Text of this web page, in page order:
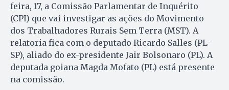
feira, 17, a Comissão Parlamentar de Inquérito
(CPI) que vai investigar as ações do Movimento
dos Trabalhadores Rurais Sem Terra (MST). A
relatoria fica com o deputado Ricardo Salles (PL-
SP), aliado do ex-presidente Jair Bolsonaro (PL). A
deputada goiana Magda Mofato (PL) está presente
na comissão.